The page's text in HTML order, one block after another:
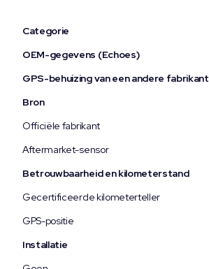
Categorie
OEM-gegevens (Echoes)
GPS-behuizing van een andere fabrikant
Bron
Officiële fabrikant
Aftermarket-sensor
Betrouwbaarheid en kilometerstand
Gecertificeerde kilometerteller
GPS-positie
Installatie